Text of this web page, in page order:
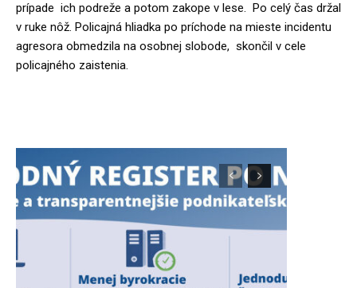
prípade ich podreže a potom zakope v lese. Po celý čas držal
v ruke nôž. Policajná hliadka po príchode na mieste incidentu
agresora obmedzila na osobnej slobode, skončil v cele
policajného zaistenia.